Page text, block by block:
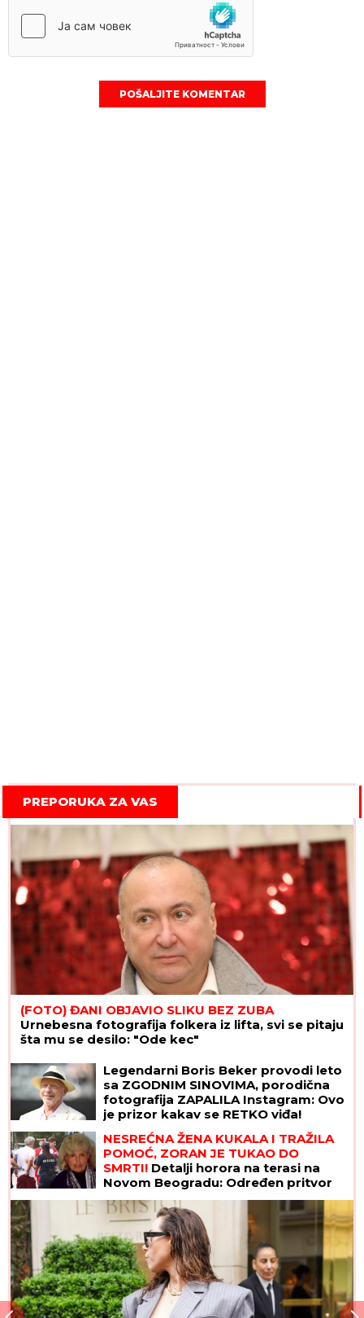
POŠALJITE KOMENTAR
PREPORUKA ZA VAS
(FOTO) ĐANI OBJAVIO SLIKU BEZ ZUBA
Urnebesna fotografija folkera iz lifta, svi se pitaju
šta mu se desilo: "Ode kec"
Legendarni Boris Beker provodi leto
sa ZGODNIM SINOVIMA, porodična
fotografija ZAPALILA Instagram: Ovo
je prizor kakav se RETKO viđa!
NESREĆNA ŽENA KUKALA I TRAŽILA
POMOĆ, ZORAN JE TUKAO DO
SMRTI! Detalji horora na terasi na
Novom Beogradu: Određen pritvor
sinu koji se sumnjiči da je MUČKI
UBIO MAJKU (FOTO, VIDEO)